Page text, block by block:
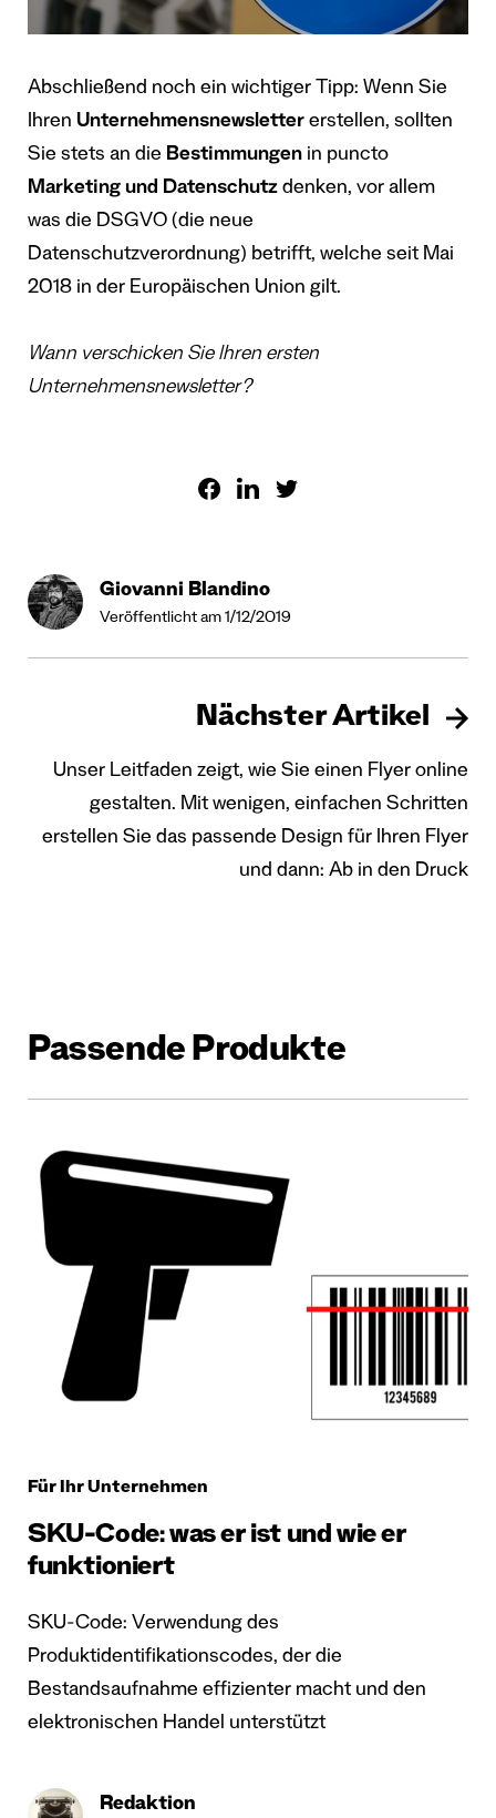
Abschließend noch ein wichtiger Tipp: Wenn Sie
Ihren Unternehmensnewsletter erstellen, sollten
Sie stets an die Bestimmungen in puncto
Marketing und Datenschutz denken, vor allem
was die DSGVO (die neue
Datenschutzverordnung) betrifft, welche seit Mai
2018 in der Europäischen Union gilt.
Wann verschicken Sie Ihren ersten
Unternehmensnewsletter?
Giovanni Blandino
Veröffentlicht am 1/12/2019
Nächster Artikel
Unser Leitfaden zeigt, wie Sie einen Flyer online
gestalten. Mit wenigen, einfachen Schritten
erstellen Sie das passende Design für Ihren Flyer
und dann: Ab in den Druck
Passende Produkte
Für Ihr Unternehmen
SKU-Code: was er ist und wie er
funktioniert
SKU-Code: Verwendung des
Produktidentifikationscodes, der die
Bestandsaufnahme effizienter macht und den
elektronischen Handel unterstützt
Redaktion